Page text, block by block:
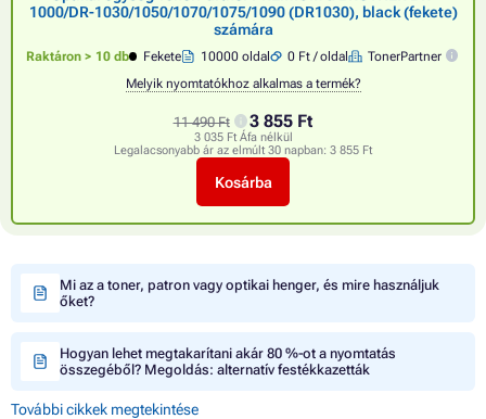
1000/DR-1030/1050/1070/1075/1090 (DR1030), black (fekete)
számára
Raktáron > 10 db Fekete 10000 oldal 0 Ft / oldal
TonerPartner
Melyik nyomtatókhoz alkalmas a termék?
11 490 Ft 3 855 Ft
3 035 Ft Áfa nélkül
Legalacsonyabb ár az elmúlt 30 napban: 3 855 Ft
Kosárba
Mi az a toner, patron vagy optikai henger, és mire használjuk
őket?
Hogyan lehet megtakarítani akár 80 %-ot a nyomtatás
összegéből? Megoldás: alternatív festékkazetták
További cikkek megtekintése